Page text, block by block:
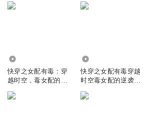
快穿之女配有毒：穿
越时空，毒女配的逆
快穿之女配有毒穿越
时空毒女配的逆袭之
快穿